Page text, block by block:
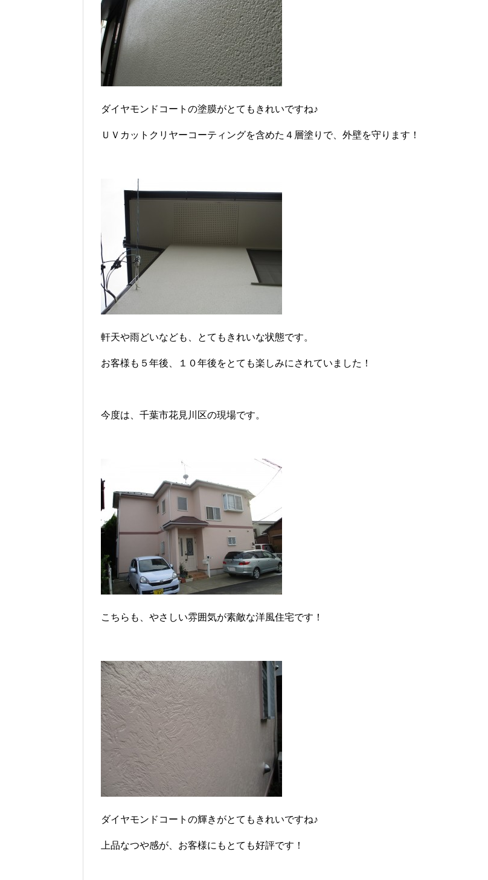
ダイヤモンドコートの塗膜がとてもきれいですね♪
ＵＶカットクリヤーコーティングを含めた４層塗りで、外壁を守ります！
軒天や雨どいなども、とてもきれいな状態です。
お客様も５年後、１０年後をとても楽しみにされていました！
今度は、千葉市花見川区の現場です。
こちらも、やさしい雰囲気が素敵な洋風住宅です！
ダイヤモンドコートの輝きがとてもきれいですね♪
上品なつや感が、お客様にもとても好評です！